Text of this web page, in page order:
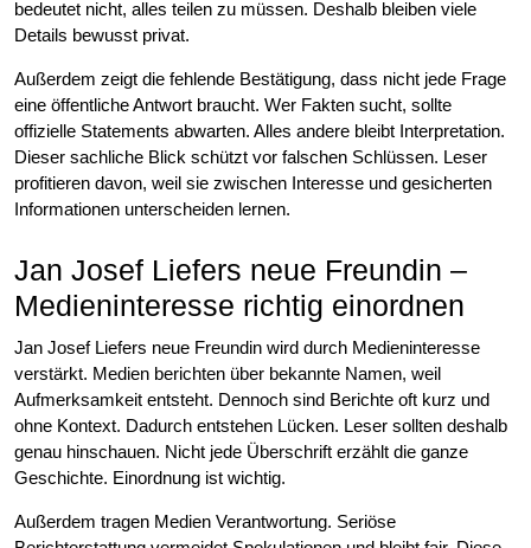
bedeutet nicht, alles teilen zu müssen. Deshalb bleiben viele
Details bewusst privat.
Außerdem zeigt die fehlende Bestätigung, dass nicht jede Frage
eine öffentliche Antwort braucht. Wer Fakten sucht, sollte
offizielle Statements abwarten. Alles andere bleibt Interpretation.
Dieser sachliche Blick schützt vor falschen Schlüssen. Leser
profitieren davon, weil sie zwischen Interesse und gesicherten
Informationen unterscheiden lernen.
Jan Josef Liefers neue Freundin –
Medieninteresse richtig einordnen
Jan Josef Liefers neue Freundin wird durch Medieninteresse
verstärkt. Medien berichten über bekannte Namen, weil
Aufmerksamkeit entsteht. Dennoch sind Berichte oft kurz und
ohne Kontext. Dadurch entstehen Lücken. Leser sollten deshalb
genau hinschauen. Nicht jede Überschrift erzählt die ganze
Geschichte. Einordnung ist wichtig.
Außerdem tragen Medien Verantwortung. Seriöse